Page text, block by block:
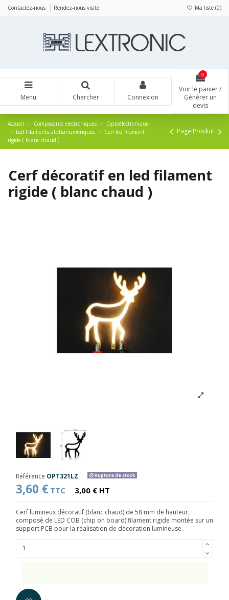
Contactez-nous Rendez-nous visite Ma liste (0)
Menu Chercher Connexion
0
Voir le panier /
Générer un
devis
Accueil Composants electroniques
Optoélectronique
Led Filaments alphanumériques
Cerf led filament
rigide ( blanc chaud )
Page Produit
Cerf décoratif en led filament
rigide ( blanc chaud )
Référence OPT321LZ Rupture de stock
3,60 € TTC 3,00 € HT
Cerf lumineux décoratif (blanc chaud) de 58 mm de hauteur,
composé de LED COB (chip on board) filament rigide montée sur un
support PCB pour la réalisation de décoration lumineuse.
Panneau de gestion des cookies